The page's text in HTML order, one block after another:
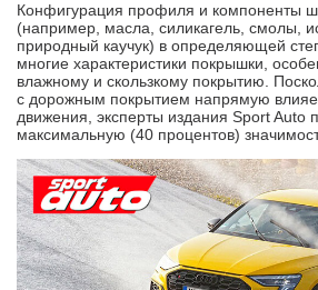
Конфигурация профиля и компоненты
(например, масла, силикагель, смолы,
природный каучук) в определяющей
многие характеристики покрышки,
влажному и скользкому покрытию.
с дорожным покрытием напрямую
движения, эксперты издания Sport Auto
максимальную (40 процентов)